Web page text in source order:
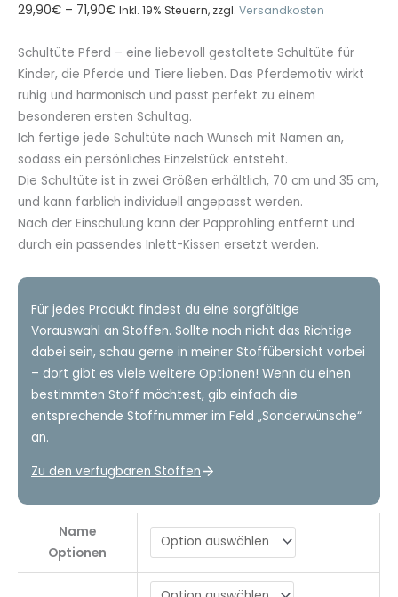
29,90€ – 71,90€Preisspanne:
bis
71,90€
Inkl. 19% Steuern, zzgl. Versandkosten
Schultüte Pferd – eine liebevoll gestaltete Schultüte für
Kinder, die Pferde und Tiere lieben. Das Pferdemotiv wirkt
ruhig und harmonisch und passt perfekt zu einem
besonderen ersten Schultag.
Ich fertige jede Schultüte nach Wunsch mit Namen an,
sodass ein persönliches Einzelstück entsteht.
Die Schultüte ist in zwei Größen erhältlich, 70 cm und 35 cm,
und kann farblich individuell angepasst werden.
Nach der Einschulung kann der Papprohling entfernt und
durch ein passendes Inlett-Kissen ersetzt werden.
Für jedes Produkt findest du eine sorgfältige
Vorauswahl an Stoffen. Sollte noch nicht das Richtige
dabei sein, schau gerne in meiner Stoffübersicht vorbei
– dort gibt es viele weitere Optionen! Wenn du einen
bestimmten Stoff möchtest, gib einfach die
entsprechende Stoffnummer im Feld „Sonderwünsche“
an.
Zu den verfügbaren Stoffen
Name
Optionen